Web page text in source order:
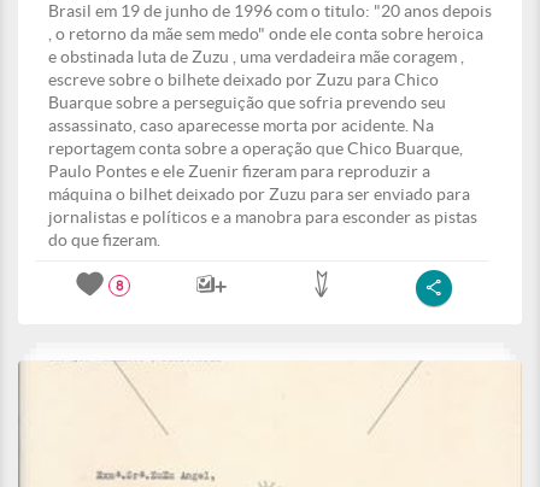
Brasil em 19 de junho de 1996 com o titulo: "20 anos depois
, o retorno da mãe sem medo" onde ele conta sobre heroica
e obstinada luta de Zuzu , uma verdadeira mãe coragem ,
escreve sobre o bilhete deixado por Zuzu para Chico
Buarque sobre a perseguição que sofria prevendo seu
assassinato, caso aparecesse morta por acidente. Na
reportagem conta sobre a operação que Chico Buarque,
Paulo Pontes e ele Zuenir fizeram para reproduzir a
máquina o bilhet deixado por Zuzu para ser enviado para
jornalistas e políticos e a manobra para esconder as pistas
do que fizeram.
8